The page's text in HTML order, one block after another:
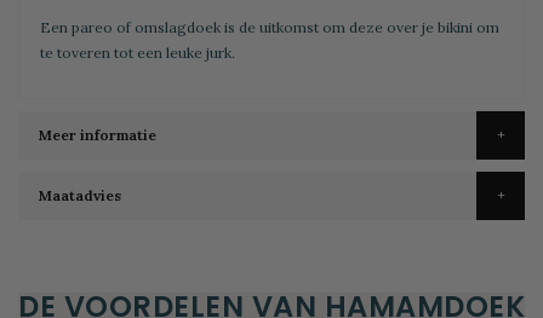
Een pareo of omslagdoek is de uitkomst om deze over je bikini om
te toveren tot een leuke jurk.
Meer informatie
Maatadvies
DE VOORDELEN VAN HAMAMDOEK